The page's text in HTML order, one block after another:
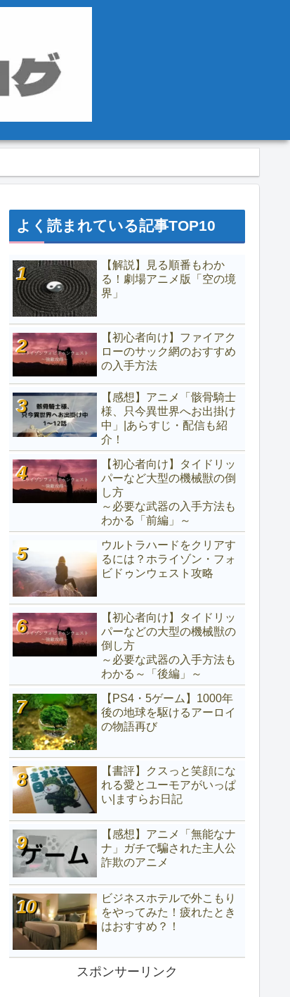
よく読まれている記事TOP10
【解説】見る順番もわか
る！劇場アニメ版「空の境
界」
【初心者向け】ファイアク
ローのサック網のおすすめ
の入手方法
【感想】アニメ「骸骨騎士
様、只今異世界へお出掛け
中」|あらすじ・配信も紹
介！
【初心者向け】タイドリッ
パーなど大型の機械獣の倒
し方
～必要な武器の入手方法も
わかる「前編」～
ウルトラハードをクリアす
るには？ホライゾン・フォ
ビドゥンウェスト攻略
【初心者向け】タイドリッ
パーなどの大型の機械獣の
倒し方
～必要な武器の入手方法も
わかる～「後編」～
【PS4・5ゲーム】1000年
後の地球を駆けるアーロイ
の物語再び
【書評】クスっと笑顔にな
れる愛とユーモアがいっぱ
い|ますらお日記
【感想】アニメ「無能なナ
ナ」ガチで騙された主人公
詐欺のアニメ
ビジネスホテルで外こもり
をやってみた！疲れたとき
はおすすめ？！
スポンサーリンク